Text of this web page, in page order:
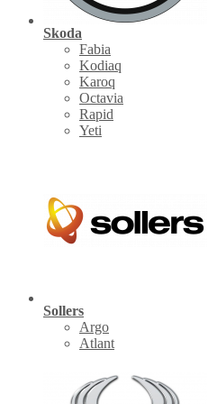
Skoda
Fabia
Kodiaq
Karoq
Octavia
Rapid
Yeti
Sollers
Argo
Atlant